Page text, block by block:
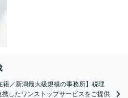
籍／新潟最大級規模の事務所】税理
したワンストップサービスをご提供